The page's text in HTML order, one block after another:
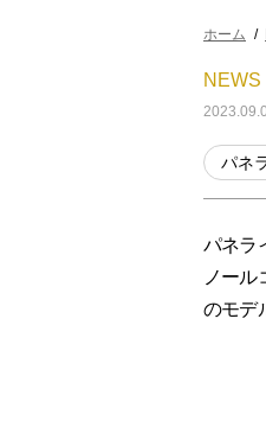
ホーム
NEWS
パネ
パネラ
ノール
のモデ